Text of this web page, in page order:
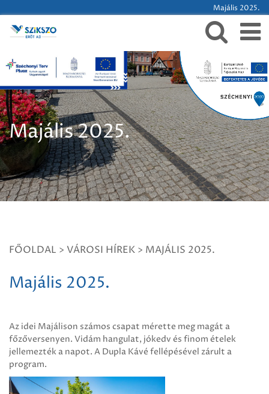
Majális 2025.
Majális 2025.
FŐOLDAL > VÁROSI HÍREK > MAJÁLIS 2025.
Majális 2025.
Az idei Majálison számos csapat mérette meg magát a
főzőversenyen. Vidám hangulat, jókedv és finom ételek
jellemezték a napot. A Dupla Kávé fellépésével zárult a
program.